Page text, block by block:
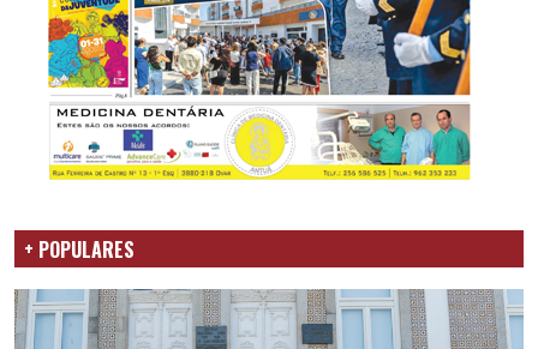
+ POPULARES